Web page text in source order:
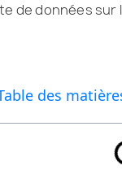
de données
des